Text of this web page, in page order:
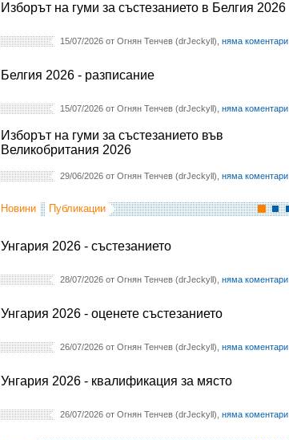
Изборът на гуми за състезанието в Белгия 2026
15/07/2026 от Огнян Тенчев (drJeckyll), няма коментари
Белгия 2026 - разписание
15/07/2026 от Огнян Тенчев (drJeckyll), няма коментари
Изборът на гуми за състезанието във
Великобритания 2026
29/06/2026 от Огнян Тенчев (drJeckyll), няма коментари
Новини Публикации
Унгария 2026 - състезанието
28/07/2026 от Огнян Тенчев (drJeckyll), няма коментари
Унгария 2026 - оценете състезанието
26/07/2026 от Огнян Тенчев (drJeckyll), няма коментари
Унгария 2026 - квалификация за място
26/07/2026 от Огнян Тенчев (drJeckyll), няма коментари